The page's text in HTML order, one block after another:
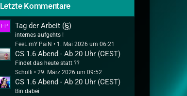
Letzte Kommentare
Tag der Arbeit (§)
internes aufgehts !
FeeL mY PaiN
1. Mai 2026 um 06:21
CS 1.6 Abend - Ab 20 Uhr (CEST)
Findet das heute statt ??
Scholli
29. März 2026 um 09:52
CS 1.6 Abend - Ab 20 Uhr (CEST)
Bin dabei